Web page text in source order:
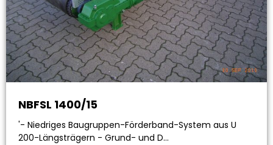
NBFSL 1400/15
'- Niedriges Baugruppen-Förderband-System aus U
200-Längsträgern - Grund- und D…